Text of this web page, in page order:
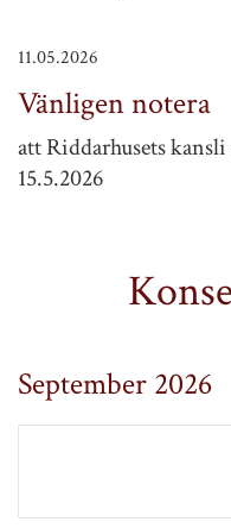
Vänligen notera
att Riddarhusets
15.5.2026
11.05.2026
September 2026